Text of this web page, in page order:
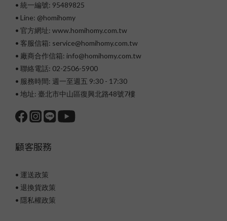
• 統一編號: 95489825
• Line: @homihomy
• 官方網址: www.homihomy.com.tw
• 客服信箱: service@homihomy.com.tw
• 廠商合作信箱: info@homihomy.com.tw
• 聯絡電話: 02-2506-5900
• 服務時間: 週一至週五 9:30 - 17:30
• 地址: 臺北市中山區復興北路48號7樓
顧客服務
• 運送政策
• 退換貨政策
• 隱私權政策